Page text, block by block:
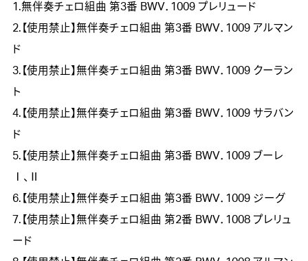
1.無伴奏チェロ組曲 第3番 BWV．1009 プレリュード
2.【使用禁止】無伴奏チェロ組曲 第3番 BWV．1009 アルマン
ド
3.【使用禁止】無伴奏チェロ組曲 第3番 BWV．1009 クーラン
ト
4.【使用禁止】無伴奏チェロ組曲 第3番 BWV．1009 サラバン
ド
5.【使用禁止】無伴奏チェロ組曲 第3番 BWV．1009 ブーレ
Ⅰ、Ⅱ
6.【使用禁止】無伴奏チェロ組曲 第3番 BWV．1009 ジーグ
7.【使用禁止】無伴奏チェロ組曲 第2番 BWV．1008 プレリュ
ード